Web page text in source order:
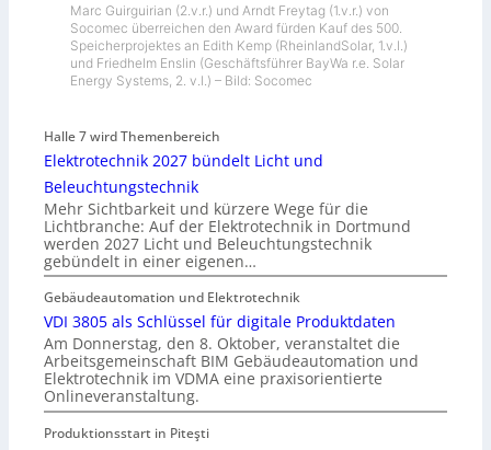
Marc Guirguirian (2.v.r.) und Arndt Freytag (1.v.r.) von
Socomec überreichen den Award fürden Kauf des 500.
Speicherprojektes an Edith Kemp (RheinlandSolar, 1.v.l.)
und Friedhelm Enslin (Geschäftsführer BayWa r.e. Solar
Energy Systems, 2. v.l.) – Bild: Socomec
Halle 7 wird Themenbereich
Elektrotechnik 2027 bündelt Licht und
Beleuchtungstechnik
Mehr Sichtbarkeit und kürzere Wege für die
Lichtbranche: Auf der Elektrotechnik in Dortmund
werden 2027 Licht und Beleuchtungstechnik
gebündelt in einer eigenen…
Gebäudeautomation und Elektrotechnik
VDI 3805 als Schlüssel für digitale Produktdaten
Am Donnerstag, den 8. Oktober, veranstaltet die
Arbeitsgemeinschaft BIM Gebäudeautomation und
Elektrotechnik im VDMA eine praxisorientierte
Onlineveranstaltung.
Produktionsstart in Piteşti